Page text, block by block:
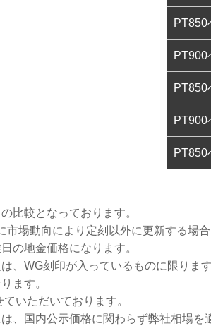
PT850
PT900
PT850
PT900
PT850
比較となっております。
場動向により定刻以外に更新する場合
の地金価格になります。
、WG刻印が入っているものに限り
ます。
いただいております。
、国内公示価格に関わらず弊社相場を